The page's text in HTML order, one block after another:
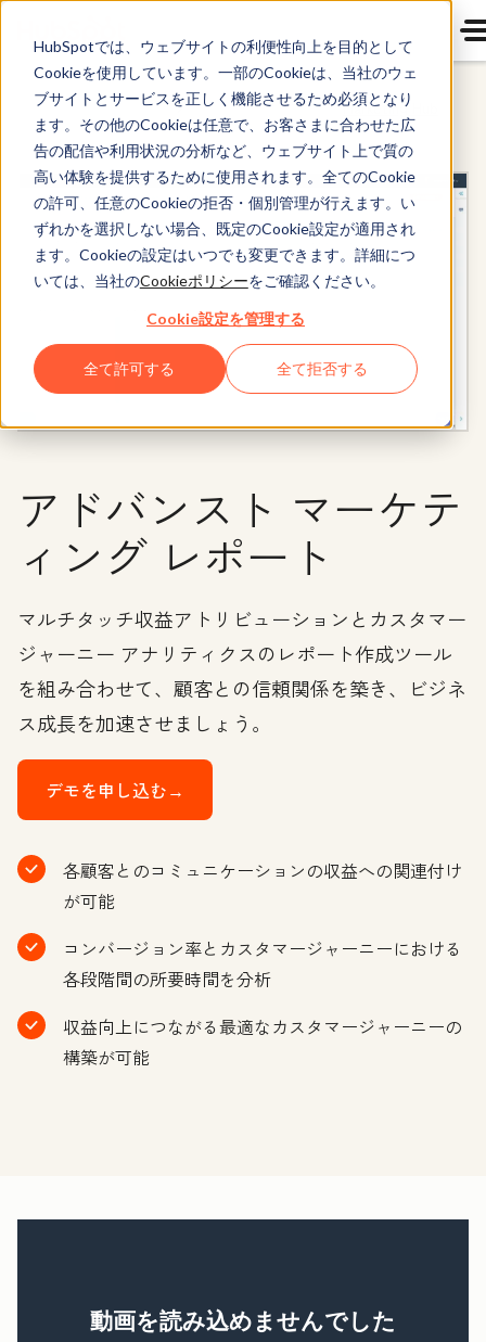
HubSpotでは、ウェブサイトの利便性向上を目的として
Cookieを使用しています。一部のCookieは、当社のウェ
ブサイトとサービスを正しく機能させるため必須となり
ます。その他のCookieは任意で、お客さまに合わせた広
告の配信や利用状況の分析など、ウェブサイト上で質の
高い体験を提供するために使用されます。全てのCookie
の許可、任意のCookieの拒否・個別管理が行えます。い
ずれかを選択しない場合、既定のCookie設定が適用され
ます。Cookieの設定はいつでも変更できます。詳細につ
いては、当社のCookieポリシーをご確認ください。
Cookie設定を管理する
全て許可する 全て拒否する
Marketing Hub
アドバンスト マーケテ
ィング レポート
マルチタッチ収益アトリビューションとカスタマー
ジャーニー アナリティクスのレポート作成ツール
を組み合わせて、顧客との信頼関係を築き、ビジネ
ス成長を加速させましょう。
デモを申し込む→
各顧客とのコミュニケーションの収益への関連付け
が可能
コンバージョン率とカスタマージャーニーにおける
各段階間の所要時間を分析
収益向上につながる最適なカスタマージャーニーの
構築が可能